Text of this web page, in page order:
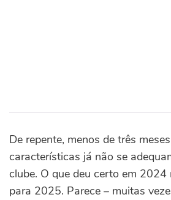
De repente, menos de três
características já não se
clube. O que deu certo em 2024
para 2025. Parece – muitas